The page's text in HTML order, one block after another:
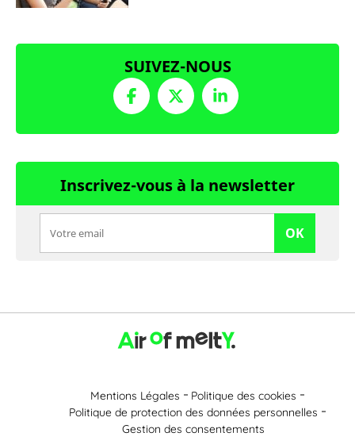
SUIVEZ-NOUS
Inscrivez-vous à la newsletter
OK
Mentions Légales
Politique des cookies
Politique de protection des données personnelles
Gestion des consentements